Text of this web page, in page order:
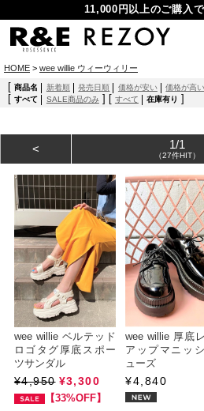
11,000円以上のご購入
HOME > wee willie ウィーウィリー
[商品名 新着順 発売日順 価格が安い 価格が高い
[すべて SALE商品のみ ] [ すべて 在庫有り ]
< 1/1
（27件HIT）
wee willie ベルテッド
ロゴタグ厚底スポー
ツサンダル
¥4,950 ¥3,300
【33%OFF】
wee willie 厚底
アップマニッ
ューズ
¥4,840